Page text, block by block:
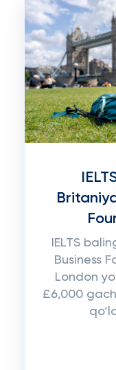
IELTS
Business
London
£6,000